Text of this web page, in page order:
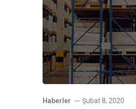
Haberler Şubat 8, 2020